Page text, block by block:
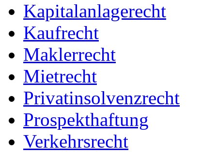
Kapitalanlagerecht
Kaufrecht
Maklerrecht
Mietrecht
Privatinsolvenzrecht
Prospekthaftung
Verkehrsrecht